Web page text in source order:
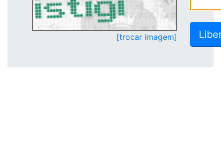
[trocar imagem]